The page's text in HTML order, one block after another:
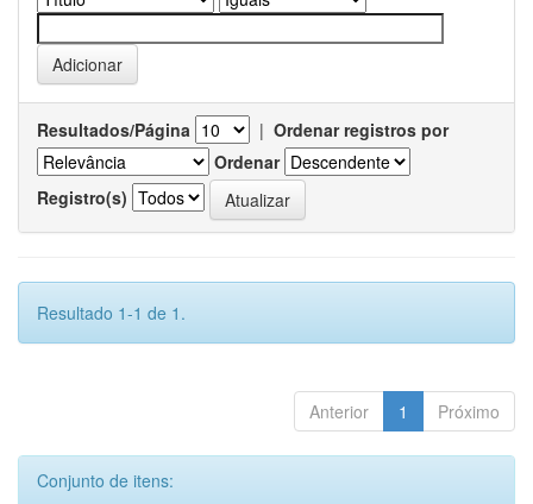
Resultados/Página | Ordenar registros por
Ordenar
Registro(s)
Resultado 1-1 de 1.
Anterior 1 Próximo
Conjunto de itens: